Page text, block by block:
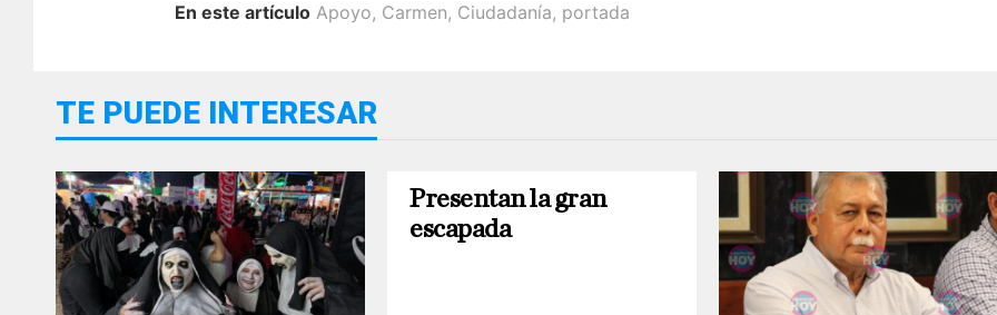
En este artículo Apoyo, Carmen, Ciudadanía, portada
TE PUEDE INTERESAR
Presentan la gran
escapada